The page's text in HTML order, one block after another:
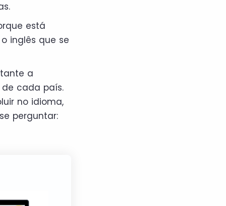
está
inglês que se
a
cada país.
no idioma,
perguntar: